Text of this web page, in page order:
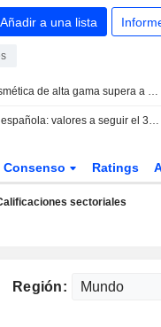
Añadir a una lista
La cosmética de alta gama supera a los bolsos de lujo ante la evolución del consumo en China
Bolsa española: valores a seguir el 31 de julio
Consenso Ratings
sectoriales
Región: